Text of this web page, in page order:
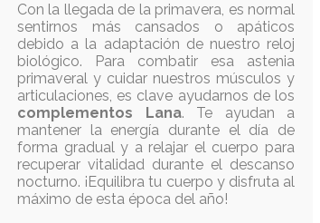
Con la llegada de la primavera, es normal
sentirnos más cansados o apáticos
debido a la adaptación de nuestro reloj
biológico. Para combatir esa astenia
primaveral y cuidar nuestros músculos y
articulaciones, es clave ayudarnos de los
complementos Lana. Te ayudan a
mantener la energía durante el día de
forma gradual y a relajar el cuerpo para
recuperar vitalidad durante el descanso
nocturno. ¡Equilibra tu cuerpo y disfruta al
máximo de esta época del año!